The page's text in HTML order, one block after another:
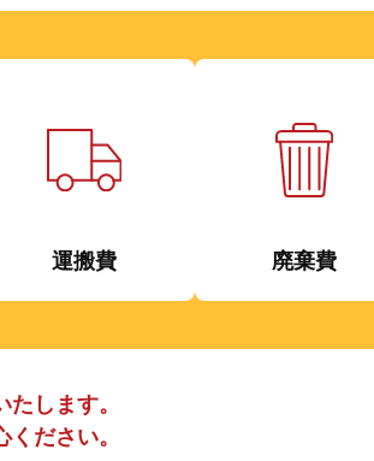
運搬費 廃棄費
します。
ださい。